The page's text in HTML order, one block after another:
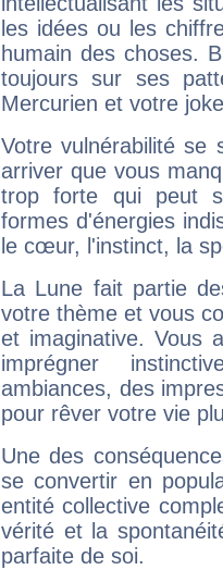
les idées ou les
humain des choses.
toujours sur ses
Mercurien et votre
Votre vulnérabilité se
arriver que vous
trop forte qui peut
formes d'énergies
le cœur, l'instinct, la
La Lune fait partie
votre thème et vous
et imaginative. Vous
imprégner
ambiances, des
pour rêver votre vie
Une des
se convertir en
entité collective
vérité et la
parfaite de soi.